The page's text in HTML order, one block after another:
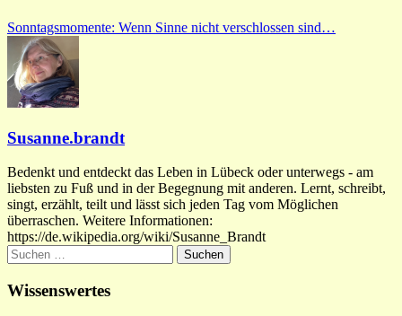
Sonntagsmomente: Wenn Sinne nicht verschlossen sind…
Susanne.brandt
Bedenkt und entdeckt das Leben in Lübeck oder unterwegs - am
liebsten zu Fuß und in der Begegnung mit anderen. Lernt, schreibt,
singt, erzählt, teilt und lässt sich jeden Tag vom Möglichen
überraschen. Weitere Informationen:
https://de.wikipedia.org/wiki/Susanne_Brandt
Suchen
nach:
Wissenswertes